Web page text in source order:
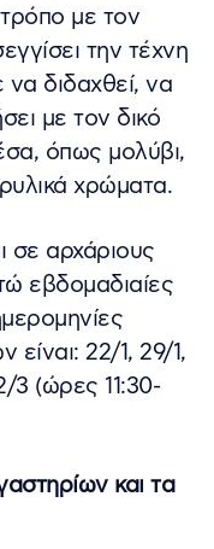
με τον
την τέχνη
διδαχθεί, να
με τον δικό
όπως μολύβι,
χρώματα.
σε αρχάριους
εβδομαδιαίες
είναι: 22/1, 29/1,
3 (ώρες 11:30-
και τα